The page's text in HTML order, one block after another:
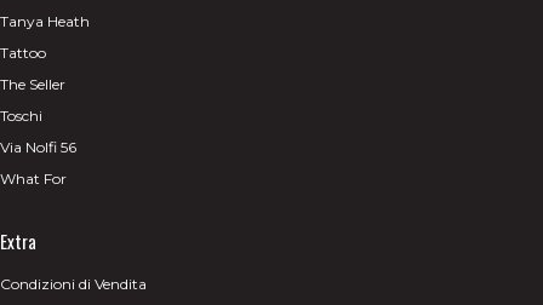
Tanya Heath
Tattoo
The Seller
Toschi
Via Nolfi 56
What For
Extra
Condizioni di Vendita